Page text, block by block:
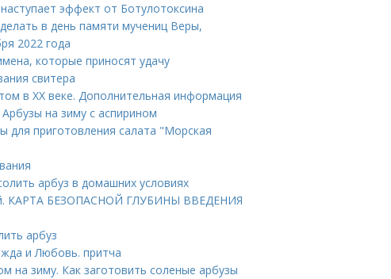
эффект от Ботулотоксина
в день памяти мучениц Веры,
2022 года
которые приносят удачу
свитера
в XX веке. Дополнительная информация
на зиму с аспирином
для приготовления салата "Морская
арбуз в домашних условиях
КАРТА БЕЗОПАСНОЙ ГЛУБИНЫ ВВЕДЕНИЯ
арбуз
и Любовь. притча
на зиму. Как заготовить соленые арбузы